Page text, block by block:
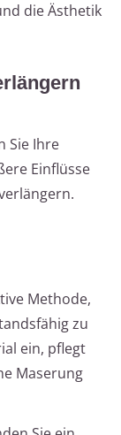
die Ästhetik
Sie Ihre
Einflüsse
Methode,
zu
ein, pflegt
Maserung